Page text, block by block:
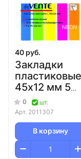
40 руб.
Закладки
пластиковые
45х12 мм 5
цветов по 25
л
deVENTE/24/
0
шт.
Арт. 2011307
В корзину